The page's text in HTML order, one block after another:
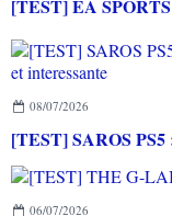
08/07/2026
06/07/2026